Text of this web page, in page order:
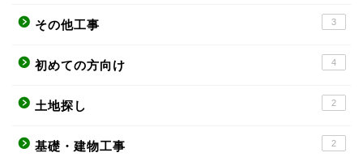
その他工事 3
初めての方向け 4
土地探し 2
基礎・建物工事 2